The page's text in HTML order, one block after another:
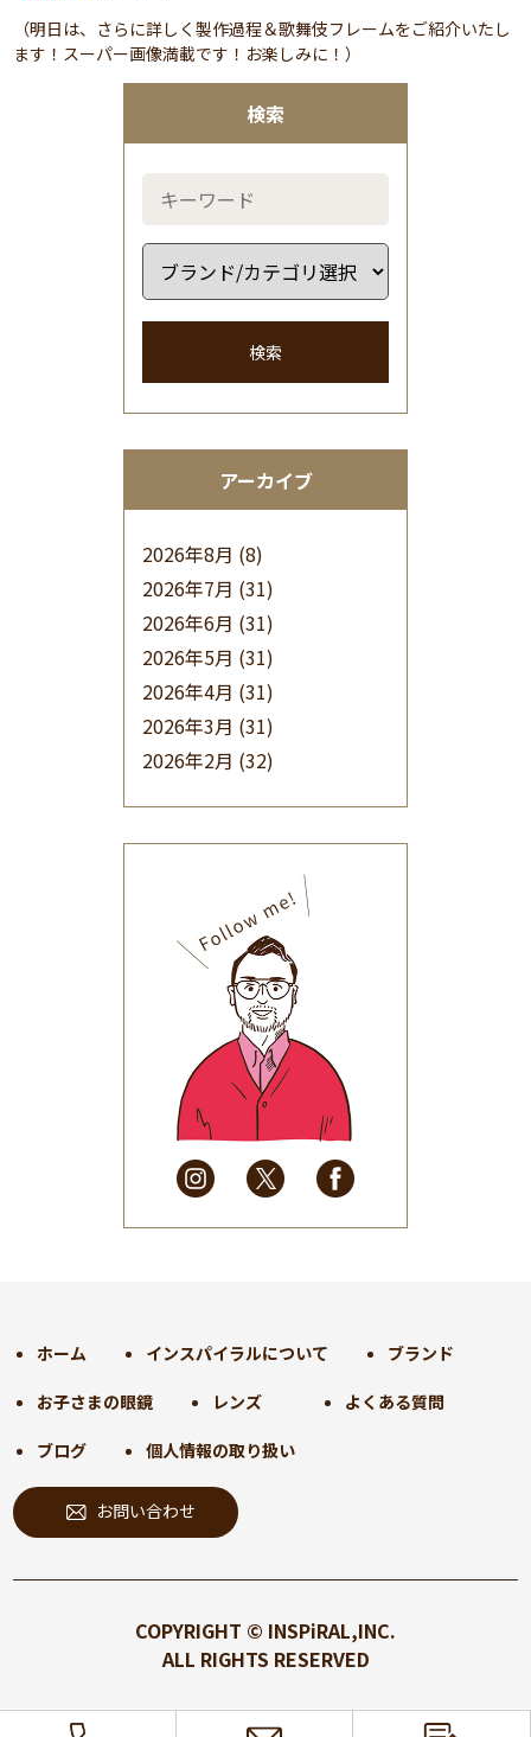
検索
検索
アーカイブ
2026年8月 (8)
2026年7月 (31)
2026年6月 (31)
2026年5月 (31)
2026年4月 (31)
2026年3月 (31)
2026年2月 (32)
(32)
2025年9月(30)
2025年8月(31)
2025年7月(37)
2025年6月(48)
2025年5月
(41)
2025年4月
(32)
2025年3月(31)
2025年2月
(28)
2025年1月
(34)
2024年9月(30)
2024年7月(31)
2024年6月(30)
2024年5月
2024年4月 (32)
2024年2月(31)
2024年1月(45)
2023年12月(31)
(31)
（明日は、さらに詳しく製作過程＆歌舞伎フレームをご紹介いたし
ます！スーパー画像満載です！お楽しみに！）
ホーム インスパイラルについて ブランド
お子さまの眼鏡 レンズ よくある質問
ブログ 個人情報の取り扱い
お問い合わせ
COPYRIGHT © INSPiRAL,INC.
ALL RIGHTS RESERVED